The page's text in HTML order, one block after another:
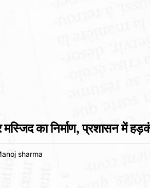
का निर्माण, प्रशासन में
sharma